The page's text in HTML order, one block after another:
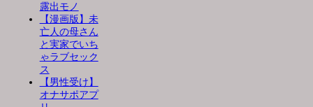
露出モノ
【漫画版】未
亡人の母さん
と実家でいち
ゃラブセック
ス
【男性受け】
オナサポアプ